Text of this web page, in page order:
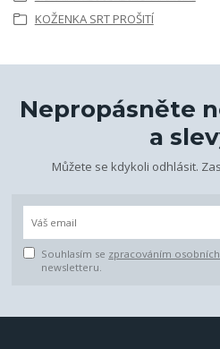
KOŽENKA SRT PROŠITÍ
Nepropásněte
a
Můžete se kdykoli odhlásit.
Souhlasím se zpracováním
newsletteru.